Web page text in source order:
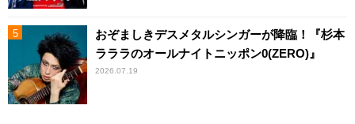
おぞましきデスメタルシンガーが降臨！『杉本
ラララのオールナイトニッポン0(ZERO)』
2026.07.19